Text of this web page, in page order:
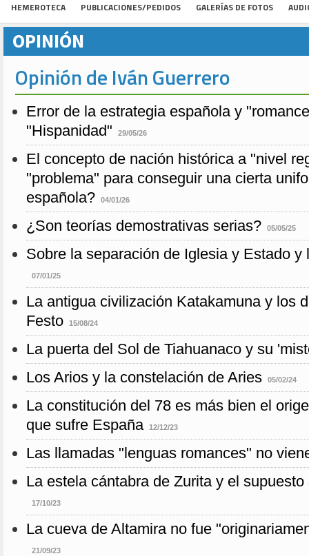
HEMEROTECA PUBLICACIONES/PEDIDOS GALERÍAS DE FOTOS
OPINIÓN
Opinión de Iván Guerrero
Error de la estrategia española y
"Hispanidad"
29/05/26
El concepto de nación histórica a "nivel
"problema" para conseguir una cierta
española?
04/01/26
¿Son teorías demostrativas serias? 05/05/25
Sobre la separación de Iglesia y Estado y
07/01/25
La antigua civilización Katakamuna y los
Festo
15/08/24
La puerta del Sol de Tiahuanaco y su
Los Arios y la constelación de Aries
05/02/24
La constitución del 78 es más bien el
que sufre España
12/12/23
Las llamadas "lenguas romances" no
La estela cántabra de Zurita y el
17/10/23
La cueva de Altamira no fue
21/09/23